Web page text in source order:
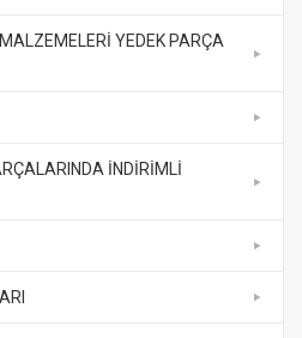
YEDEK PARÇA
İNDİRİMLİ